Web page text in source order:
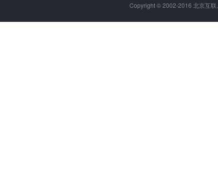
Copyright © 2002-2016 北京互